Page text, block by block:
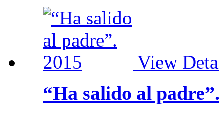
View
“Ha salido al